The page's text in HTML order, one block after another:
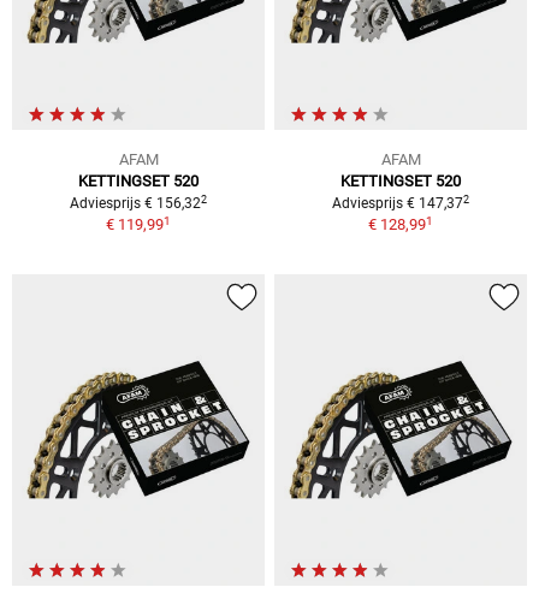
AFAM
KETTINGSET 520
Adviesprijs € 156,322
€ 119,991
AFAM
KETTINGSET 520
Adviesprijs € 147,372
€ 128,991